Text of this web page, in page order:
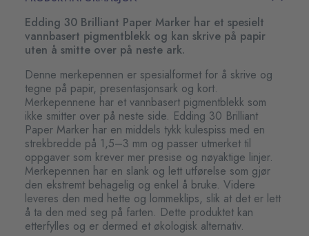
Edding 30 Brilliant Paper Marker har et spesielt
vannbasert pigmentblekk og kan skrive på papir
uten å smitte over på neste ark.
Denne merkepennen er spesialformet for å skrive og
tegne på papir, presentasjonsark og kort.
Merkepennene har et vannbasert pigmentblekk som
ikke smitter over på neste side. Edding 30 Brilliant
Paper Marker har en middels tykk kulespiss med en
strekbredde på 1,5–3 mm og passer utmerket til
oppgaver som krever mer presise og nøyaktige linjer.
Merkepennen har en slank og lett utførelse som gjør
den ekstremt behagelig og enkel å bruke. Videre
leveres den med hette og lommeklips, slik at det er lett
å ta den med seg på farten. Dette produktet kan
etterfylles og er dermed et økologisk alternativ.